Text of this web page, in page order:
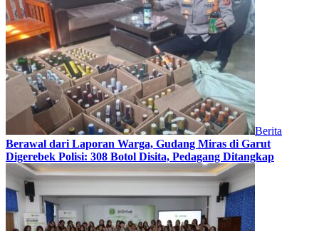
Berita
Berawal dari Laporan Warga, Gudang Miras di Garut
Digerebek Polisi: 308 Botol Disita, Pedagang Ditangkap